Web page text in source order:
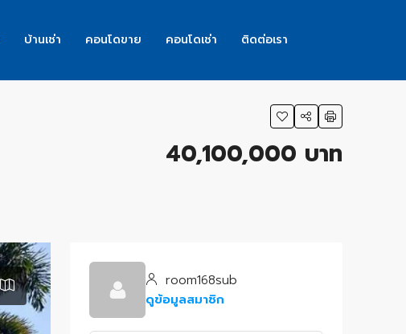
บ้านเช่า คอนโดขาย คอนโดเช่า ติดต่อเรา
40,100,000 บาท
room168sub
ดูข้อมูลสมาชิก